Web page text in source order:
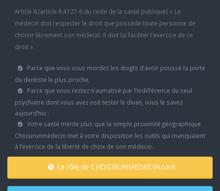
Article 6 (article R.4127-6 du code de la santé publique) « Le
médecin doit respecter le droit que possède toute personne de
choisir librement son médecin. Il doit lui faciliter l'exercice de ce
droit ».
Parce que vous vous mordez les doigts d’avoir poussé la porte
du dentiste le plus proche,
Parce que vous restez traumatisé par l’indifférence du seul
psychiatre dont vous avez osé tester le divan, vous le savez
aujourd’hui :
Votre santé mérite plus que la simple proximité géographique.
Choisirunmédecin met à votre disposition les outils qui manquaient
à l’exercice de la liberté de choix de son médecin.
Le rôle de CHOISIRUNMEDECIN.com